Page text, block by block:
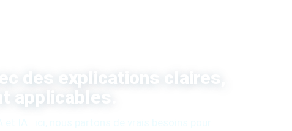
des explications claires,
applicables.